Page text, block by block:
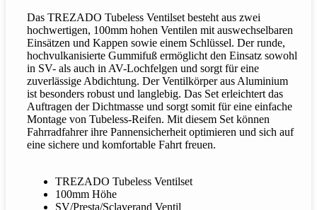
Das TREZADO Tubeless Ventilset besteht aus zwei
hochwertigen, 100mm hohen Ventilen mit auswechselbaren
Einsätzen und Kappen sowie einem Schlüssel. Der runde,
hochvulkanisierte Gummifuß ermöglicht den Einsatz sowohl
in SV- als auch in AV-Lochfelgen und sorgt für eine
zuverlässige Abdichtung. Der Ventilkörper aus Aluminium
ist besonders robust und langlebig. Das Set erleichtert das
Auftragen der Dichtmasse und sorgt somit für eine einfache
Montage von Tubeless-Reifen. Mit diesem Set können
Fahrradfahrer ihre Pannensicherheit optimieren und sich auf
eine sichere und komfortable Fahrt freuen.
TREZADO Tubeless Ventilset
100mm Höhe
SV/Presta/Sclaverand Ventil